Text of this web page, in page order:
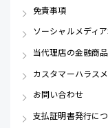
免責事項
ソーシャルメディ
当代理店の金融商
カスタマーハラス
お問い合わせ
支払証明書発行に